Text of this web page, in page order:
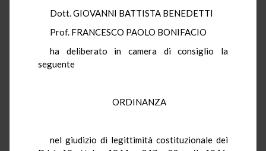
Dott. GIOVANNI BATTISTA BENEDETTI
Prof. FRANCESCO PAOLO BONIFACIO
ha deliberato in camera di consiglio la
seguente
ORDINANZA
nel giudizio di legittimità costituzionale dei